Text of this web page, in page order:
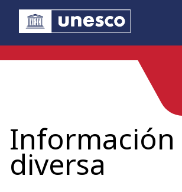
Saltar al contenido principal
Información
diversa